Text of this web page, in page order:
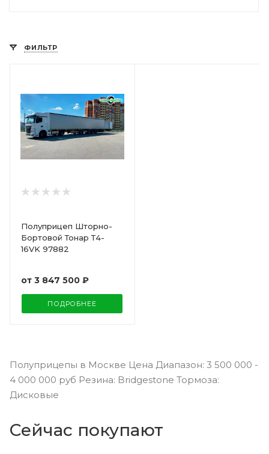
ФИЛЬТР
Полуприцеп Шторно-
Бортовой Тонар Т4-
16VK 97882
от 3 847 500 ₽
ПОДРОБНЕЕ
Полуприцепы в Москве Цена Диапазон: 3 500 000 -
4 000 000 руб Резина: Bridgestone Тормоза:
Дисковые
Сейчас покупают